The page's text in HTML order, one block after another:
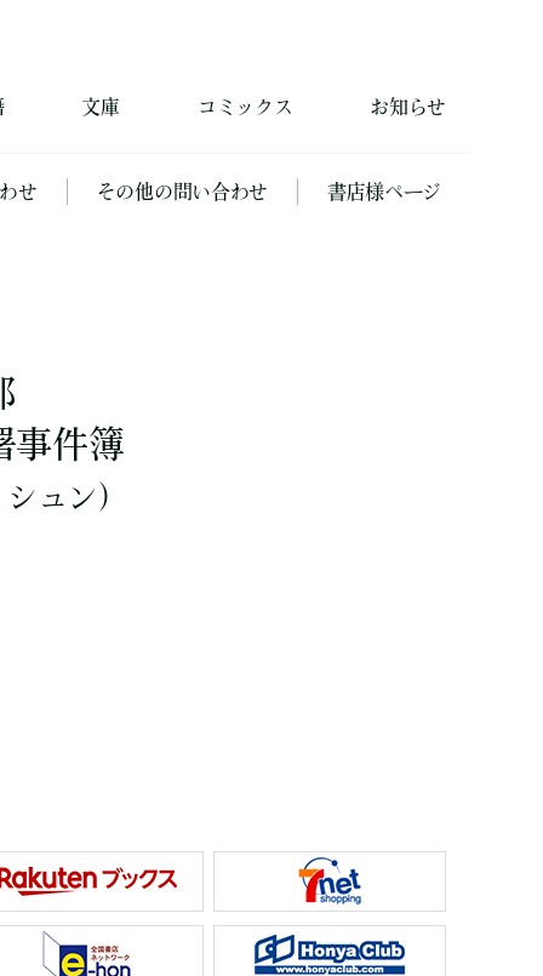
文庫 コミックス お知らせ
せ その他の問い合わせ 書店様ページ
事件簿
ュン）